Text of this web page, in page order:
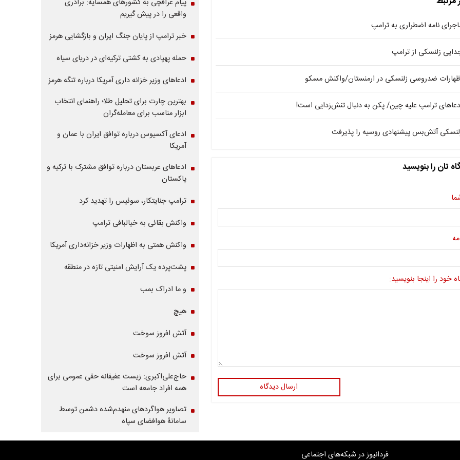
نامه اضطراری به ترامپ
زلنسکی از ترامپ
ضدروسی زلنسکی در ارمنستان/واکنش مسکو
ترامپ علیه چین/ پکن به دنبال تنش‌زدایی است!
آتش‌بس پیشنهادی روسیه را پذیرفت
تان را بنویسید
خود را اینجا بنویسید:
ارسال دیدگاه
پیام عراقچی به کشورهای همسایه: برادری
واقعی را در پیش گیریم
خبر ترامپ از پایان جنگ ایران و بازگشایی هرمز
حمله پهپادی به کشتی ترکیه‌ای در دریای سیاه
ادعاهای وزیر خزانه داری آمریکا درباره تنگه هرمز
بهترین چارت برای تحلیل طلا؛ راهنمای انتخاب
ابزار مناسب برای معامله‌گران
ادعای آکسیوس درباره توافق ایران با عمان و
آمریکا
ادعاهای عربستان درباره توافق مشترک با ترکیه و
پاکستان
ترامپ جنایتکار، سوئیس را تهدید کرد
واکنش بقائی به خیالبافی ترامپ
واکنش همتی به اظهارات وزیر خزانه‌داری آمریکا
پشت‌پرده یک آرایش امنیتی تازه در منطقه
و ما ادراک بمب
هیچ
آتش افروز سوخت
آتش افروز سوخت
حاج‌علی‌اکبری: زیست عفیفانه حقی عمومی برای
همه افراد جامعه است
تصاویر هواگردهای منهدم‌شده دشمن توسط
سامانۀ هوافضای سپاه
فردانیوز در شبکه‌های اجتماعی